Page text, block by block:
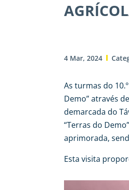
4 Mar, 2024
As turmas do
Demo” através
demarcada do
“Terras do
aprimorada,
Esta visita